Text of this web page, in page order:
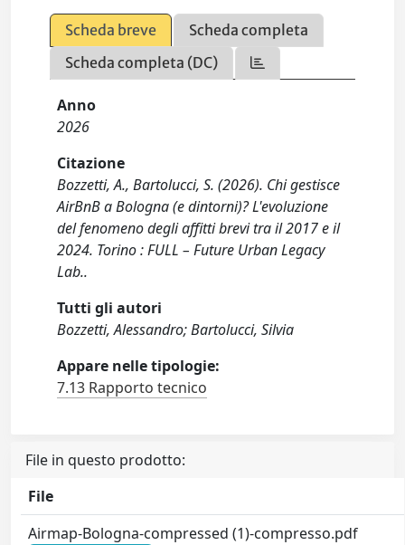
Scheda breve
Scheda completa
Scheda completa (DC)
Anno
2026
Citazione
Bozzetti, A., Bartolucci, S. (2026). Chi gestisce
AirBnB a Bologna (e dintorni)? L'evoluzione
del fenomeno degli affitti brevi tra il 2017 e il
2024. Torino : FULL – Future Urban Legacy
Lab..
Tutti gli autori
Bozzetti, Alessandro; Bartolucci, Silvia
Appare nelle tipologie:
7.13 Rapporto tecnico
File in questo prodotto:
File
Airmap-Bologna-compressed (1)-compresso.pdf